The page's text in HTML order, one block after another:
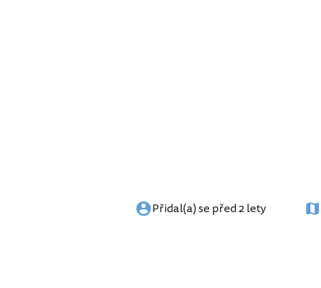
Přidal(a) se před 2 lety